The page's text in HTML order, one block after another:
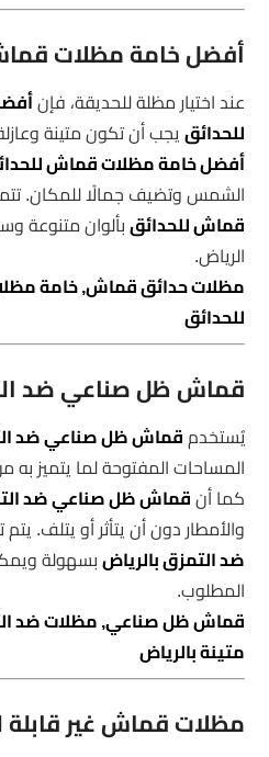
أفضل خامة مظلات
عند اختيار مظلة للحديقة، فإن
للحدائقيجب أن تكون متينة
أفضل خامة مظلات قماش
الشمس وتضيف جمالًا للمكان.
قماش للحدائقبألوان متنوعة
الرياض.
مظلات حدائق قماش, خامة
للحدائق
قماش ظل صناعي ضد
يُستخدمقماش ظل صناعي ضد
المساحات المفتوحة لما يتميز
كما أنقماش ظل صناعي ضد
والأمطار دون أن يتأثر أو يتلف.
ضد التمزق بالرياضبسهولة
المطلوب.
قماش ظل صناعي, مظلات ضد
متينة بالرياض
مظلات قماش غير قابلة